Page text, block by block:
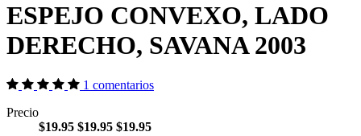
ESPEJO CONVEXO, LADO
DERECHO, SAVANA 2003
1 comentarios
Precio
$19.95 $19.95 $19.95